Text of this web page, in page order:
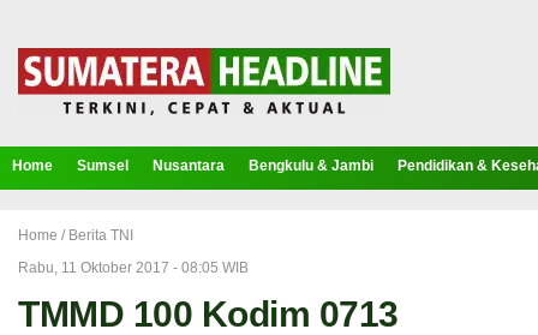
Home Sumsel Nusantara Bengkulu & Jambi Pendidikan &
Home / Berita TNI
Rabu, 11 Oktober 2017 - 08:05 WIB
TMMD 100 Kodim 0713